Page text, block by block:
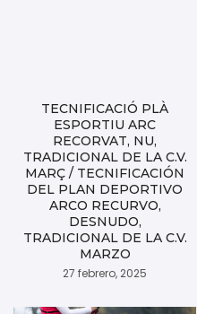
TECNIFICACIÓ PLÀ
ESPORTIU ARC
RECORVAT, NU,
TRADICIONAL DE LA C.V.
MARÇ / TECNIFICACIÓN
DEL PLAN DEPORTIVO
ARCO RECURVO,
DESNUDO,
TRADICIONAL DE LA C.V.
MARZO
27 febrero, 2025